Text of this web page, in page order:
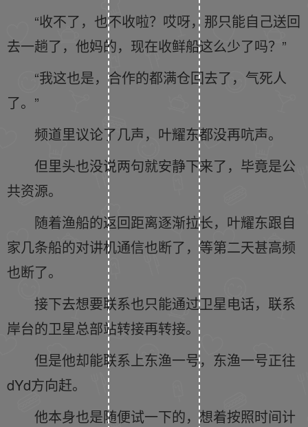
“收不了，也不收啦？哎呀，那只能自己送回
去一趟了，他妈的，现在收鲜船这么少了吗？”
“我这也是，合作的都满仓回去了，气死人
了。”
频道里议论了几声，叶耀东都没再吭声。
但里头也没说两句就安静下来了，毕竟是公
共资源。
随着渔船的返回距离逐渐拉长，叶耀东跟自
家几条船的对讲机通信也断了，等第二天甚高频
也断了。
接下去想要联系也只能通过卫星电话，联系
岸台的卫星总部站转接再转接。
但是他却能联系上东渔一号，东渔一号正往
dYd方向赶。
他本身也是随便试一下的，想着按照时间计